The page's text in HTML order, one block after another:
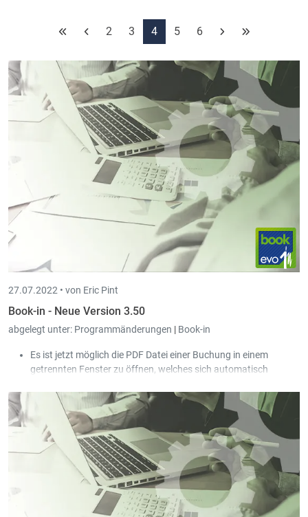
2 3 4 5 6
27.07.2022 • von Eric Pint
Book-in - Neue Version 3.50
abgelegt unter: Programmänderungen | Book-in
Es ist jetzt möglich die PDF Datei einer Buchung in einem
getrennten Fenster zu öffnen, welches sich automatisch
Buchung wechselt.
Beim Drucken der provisorischen Bilanz kann entschieden
werden, ob Aktiv & Passiv oder die Ergebnisrechnung gedruckt
wird oder nicht.